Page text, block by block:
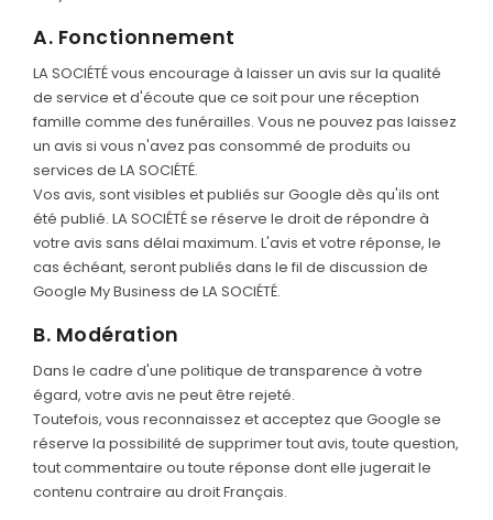
A. Fonctionnement
LA SOCIÉTÉ vous encourage à laisser un avis sur la qualité
de service et d'écoute que ce soit pour une réception
famille comme des funérailles. Vous ne pouvez pas laissez
un avis si vous n'avez pas consommé de produits ou
services de LA SOCIÉTÉ.
Vos avis, sont visibles et publiés sur Google dès qu'ils ont
été publié. LA SOCIÉTÉ se réserve le droit de répondre à
votre avis sans délai maximum. L'avis et votre réponse, le
cas échéant, seront publiés dans le fil de discussion de
Google My Business de LA SOCIÉTÉ.
B. Modération
Dans le cadre d'une politique de transparence à votre
égard, votre avis ne peut être rejeté.
Toutefois, vous reconnaissez et acceptez que Google se
réserve la possibilité de supprimer tout avis, toute question,
tout commentaire ou toute réponse dont elle jugerait le
contenu contraire au droit Français.